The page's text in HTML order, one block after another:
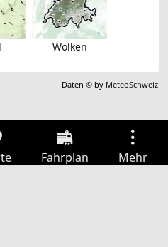
Wolken
Daten © by MeteoSchweiz
Fahrplan Mehr